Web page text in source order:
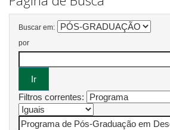
Buscar em:
por
Filtros correntes: